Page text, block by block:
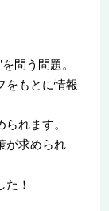
問う問題。
をもとに情報
れます。
が求められ
！